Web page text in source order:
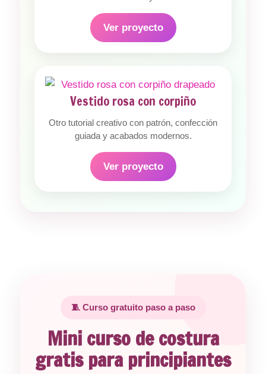
Ver proyecto
Vestido rosa con corpiño
Otro tutorial creativo con patrón, confección
guiada y acabados modernos.
Ver proyecto
🧵 Curso gratuito paso a paso
Mini curso de costura
gratis para principiantes